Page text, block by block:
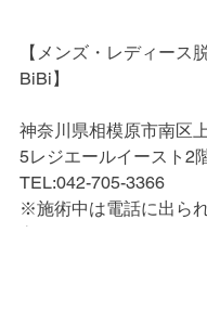
【メンズ・レディース
BiBi】
神奈川県相模原市南区
5レジエールイースト2
TEL:042-705-3366
※施術中は電話に出ら